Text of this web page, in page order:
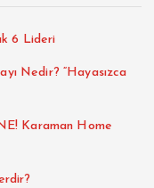
6 Lideri
Nedir? “Hayasızca
Karaman Home